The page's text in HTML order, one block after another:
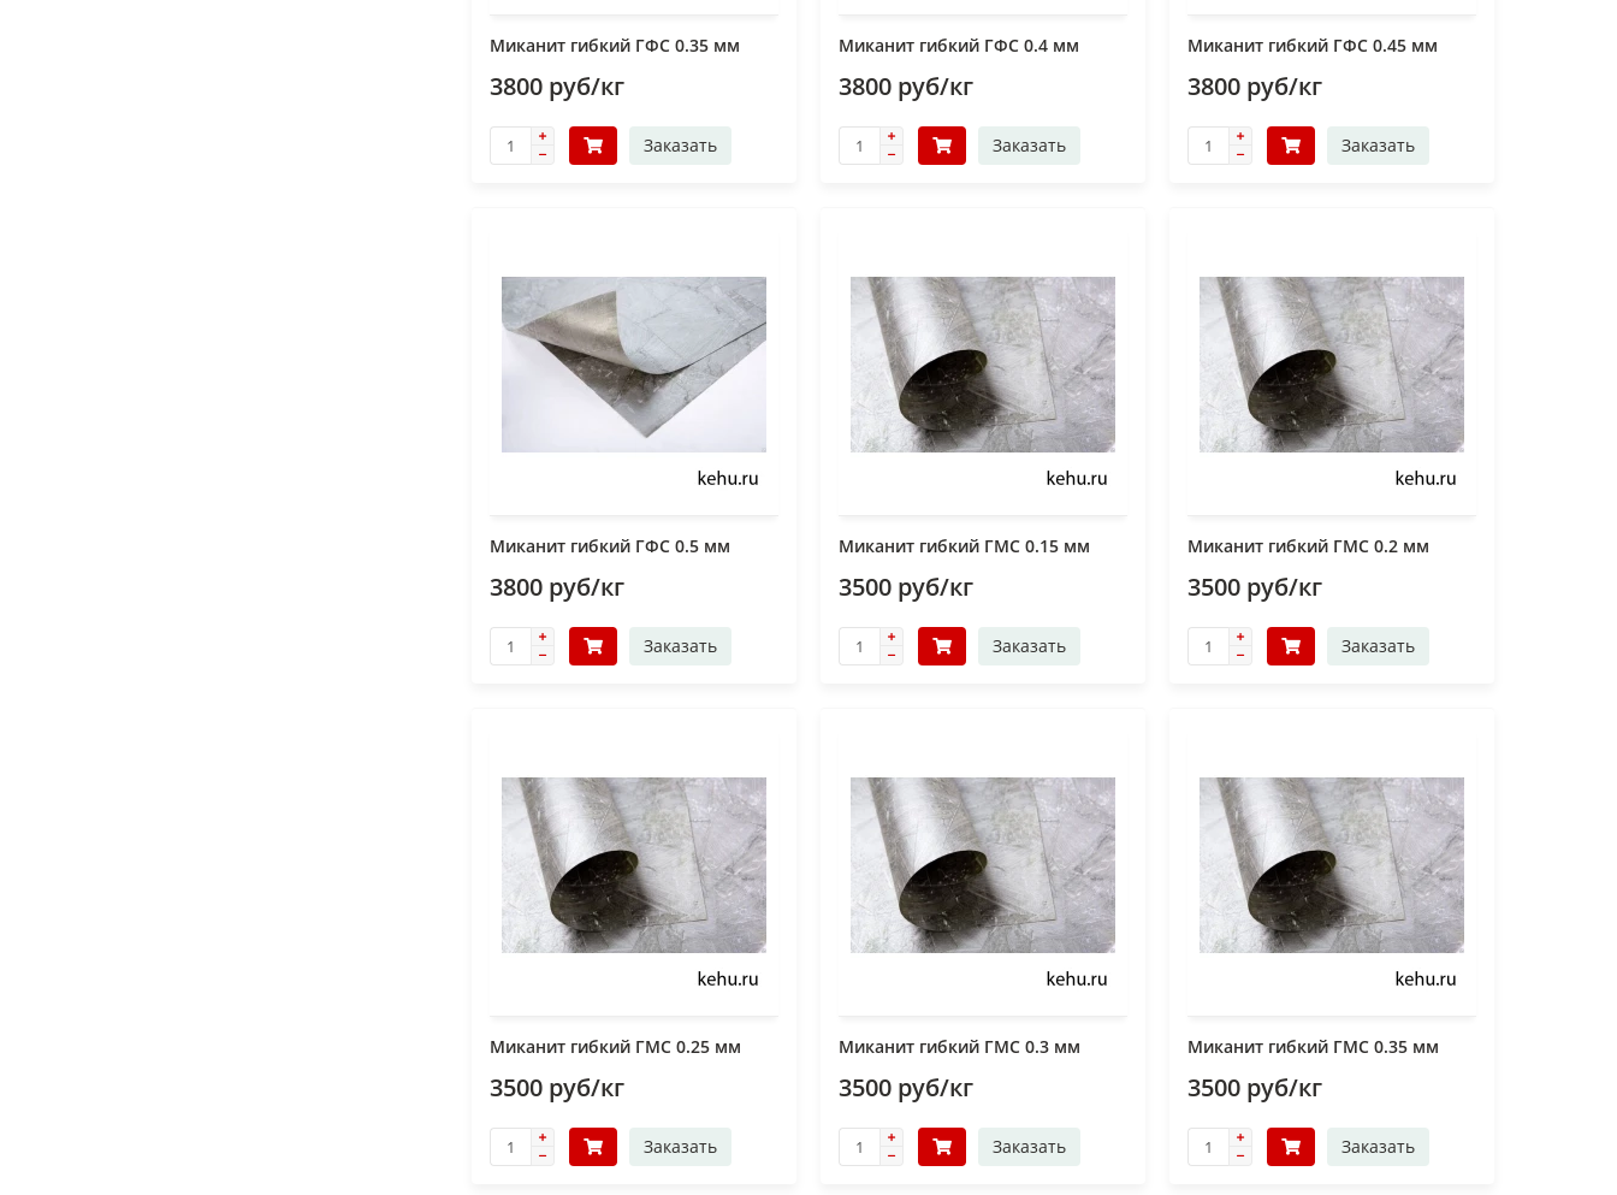
Миканит гибкий ГФС 0.35 мм
3800 руб/кг
Заказать
Миканит гибкий ГФС 0.4 мм
3800 руб/кг
Заказать
Миканит гибкий ГФС 0.45 мм
3800 руб/кг
Заказать
Миканит гибкий ГФС 0.5 мм
3800 руб/кг
Заказать
Миканит гибкий ГМС 0.15 мм
3500 руб/кг
Заказать
Миканит гибкий ГМС 0.2 мм
3500 руб/кг
Заказать
Миканит гибкий ГМС 0.25 мм
3500 руб/кг
Заказать
Миканит гибкий ГМС 0.3 мм
3500 руб/кг
Заказать
Миканит гибкий ГМС 0.35 мм
3500 руб/кг
Заказать